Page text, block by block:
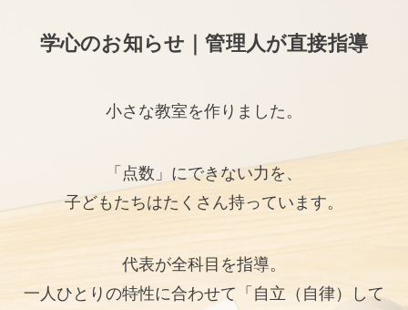
学心のお知らせ｜管理人が直接指導
小さな教室を作りました。
「点数」にできない力を、
子どもたちはたくさん持っています。
代表が全科目を指導。
一人ひとりの特性に合わせて「自立（自律）して